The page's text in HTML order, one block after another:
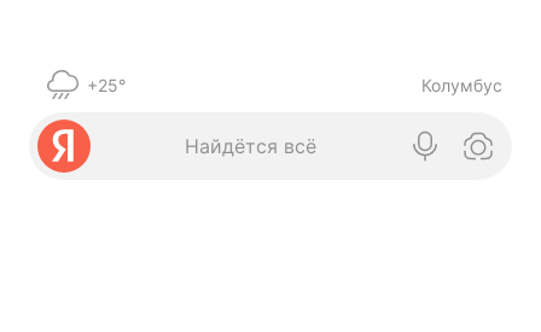
+25° Колумбус
Найдётся всё